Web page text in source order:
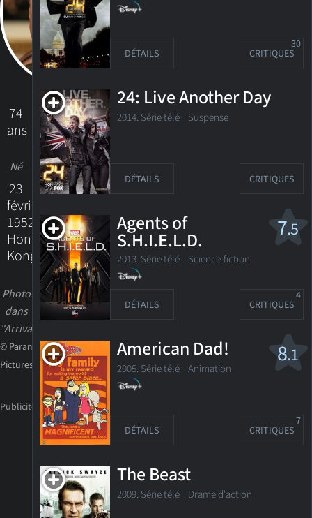
74
ans
Né
23
février
1952
Hong
Kong
Photo
dans
"Arrival"
© Paramount
Pictures
DÉTAILS CRITIQUES
30
24: Live Another Day
2014. Série télé Suspense
DÉTAILS CRITIQUES
7.5
Agents of
S.H.I.E.L.D.
2013. Série télé Science-fiction
DÉTAILS CRITIQUES
4
8.1
American Dad!
2005. Série télé Animation
DÉTAILS CRITIQUES
7
The Beast
2009. Série télé Drame d'action